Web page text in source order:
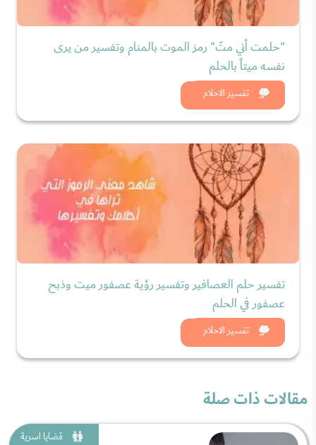
تفسير الاحلام
"حلمت أني متّ" رمز الموت بالمنام وتفسير من يرى
نفسه ميتاً بالحلم
شاهد الان
تفسير الاحلام
تفسير حلم العصافير وتفسير رؤية عصفور ميت وذبح
عصفور في الحلم
شاهد الان
مقالات ذات صلة
قضايا اسرية